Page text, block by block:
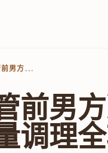
男方...
前男
调理